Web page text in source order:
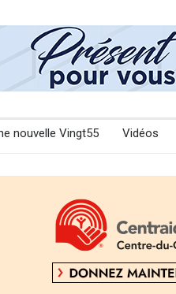
nouvelle Vingt55 Vidéos